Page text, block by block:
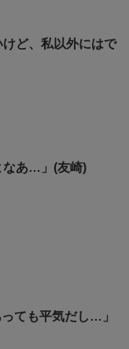
けど、私以外にはで
なあ…」(友崎)
ても平気だし…」